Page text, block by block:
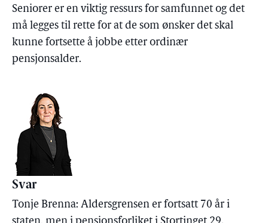
Seniorer er en viktig ressurs for samfunnet og det
må legges til rette for at de som ønsker det skal
kunne fortsette å jobbe etter ordinær
pensjonsalder.
Svar
Tonje Brenna: Aldersgrensen er fortsatt 70 år i